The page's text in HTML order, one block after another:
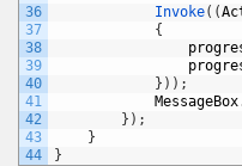
36
37
38
39
40
41
42
43
44
Invoke( (
{
} ) ) ;
MessageBox
} ) ;
}
}